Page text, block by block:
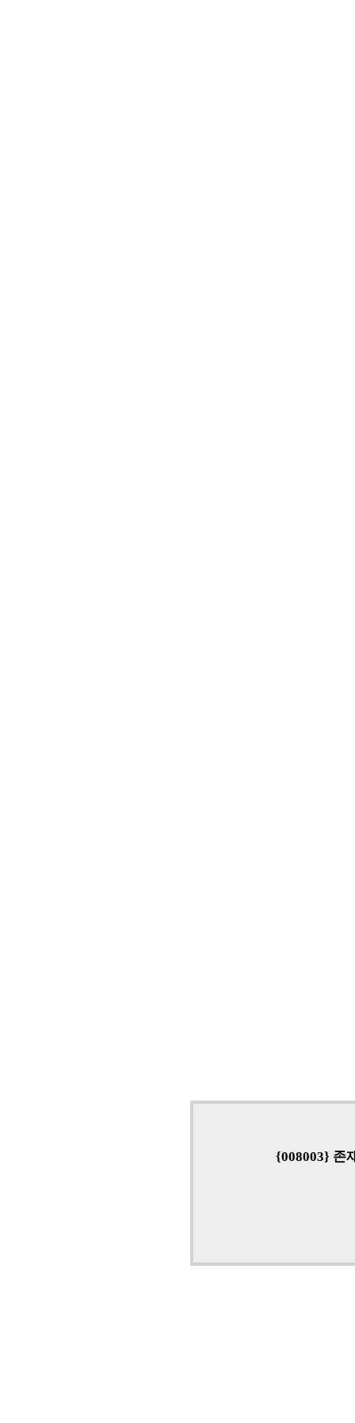
{008003} 존